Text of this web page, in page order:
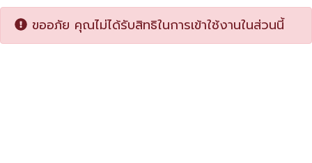
ขออภัย คุณไม่ได้รับสิทธิในการเข้าใช้งานในส่วนนี้